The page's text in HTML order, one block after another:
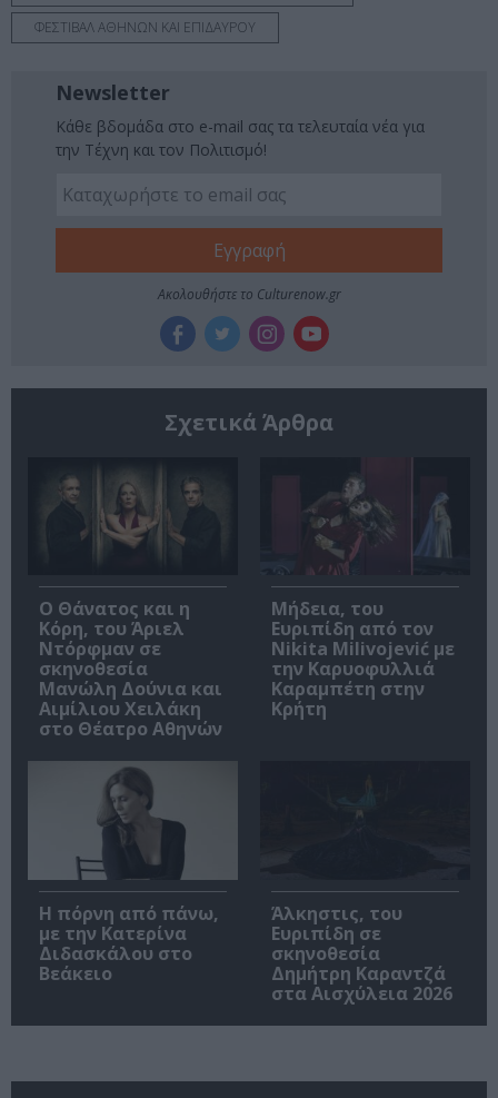
ΦΕΣΤΙΒΑΛ ΑΘΗΝΩΝ ΚΑΙ ΕΠΙΔΑΥΡΟΥ
Newsletter
Κάθε βδομάδα στο e-mail σας τα τελευταία νέα για
την Τέχνη και τον Πολιτισμό!
Ακολουθήστε το Culturenow.gr
Σχετικά Άρθρα
Ο Θάνατος και η
Κόρη, του Άριελ
Ντόρφμαν σε
σκηνοθεσία
Μανώλη Δούνια και
Αιμίλιου Χειλάκη
στο Θέατρο Αθηνών
Μήδεια, του
Ευριπίδη από τον
Nikita Milivojević με
την Καρυοφυλλιά
Καραμπέτη στην
Κρήτη
Η πόρνη από πάνω,
με την Κατερίνα
Διδασκάλου στο
Βεάκειο
Άλκηστις, του
Ευριπίδη σε
σκηνοθεσία
Δημήτρη Καραντζά
στα Αισχύλεια 2026